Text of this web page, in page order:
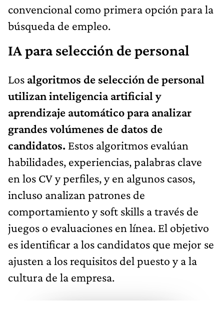
convencional como primera opción para la
búsqueda de empleo.
IA para selección de personal
Los algoritmos de selección de personal
utilizan inteligencia artificial y
aprendizaje automático para analizar
grandes volúmenes de datos de
candidatos. Estos algoritmos evalúan
habilidades, experiencias, palabras clave
en los CV y perfiles, y en algunos casos,
incluso analizan patrones de
comportamiento y soft skills a través de
juegos o evaluaciones en línea. El objetivo
es identificar a los candidatos que mejor se
ajusten a los requisitos del puesto y a la
cultura de la empresa.